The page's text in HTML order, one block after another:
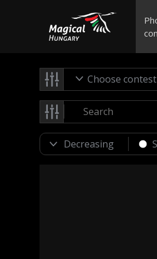
Choose contest